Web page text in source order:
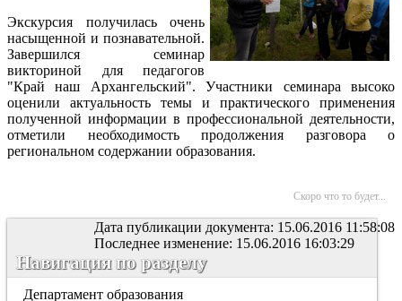
Экскурсия получилась очень
насыщенной и познавательной.
Завершился семинар
викториной для педагогов
"Край наш Архангельский". Участники семинара высоко
оценили актуальность темы и практического применения
полученной информации в профессиональной деятельности,
отметили необходимость продолжения разговора о
региональном содержании образования.
Скоро что то будет...
Дата публикации документа: 15.06.2016 11:58:08
Последнее изменение: 15.06.2016 16:03:29
Навигация по разделу
Департамент образования